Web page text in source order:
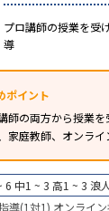
プロ講師の授業を受
導
ポイント
師の両方から授業を
家庭教師、オンライ
6 中1 ~ 3 高1 ~ 3 浪
導(1対1) オンライ